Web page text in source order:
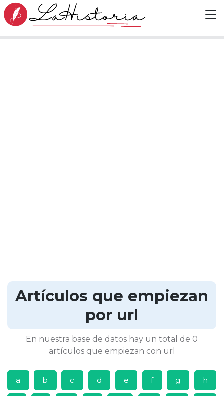
Artículos que empiezan
por url
En nuestra base de datos hay un total de 0
artículos que empiezan con url
a b c d e f g h